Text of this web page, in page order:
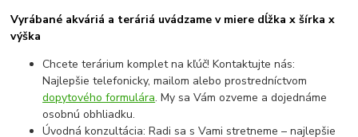
Vyrábané akváriá a teráriá uvádzame v miere dĺžka x šírka x
výška
Chcete terárium komplet na kľúč! Kontaktujte nás:
Najlepšie telefonicky, mailom alebo prostredníctvom
dopytového formulára. My sa Vám ozveme a dojednáme
osobnú obhliadku.
Úvodná konzultácia: Radi sa s Vami stretneme – najlepšie